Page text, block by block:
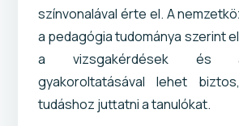
színvonalával érte el. A
a pedagógia tudománya szerint
a vizsgakérdések és
gyakoroltatásával lehet
tudáshoz juttatni a tanulókat.